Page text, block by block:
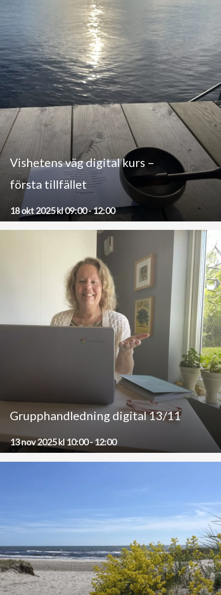
Vishetens väg digital kurs –
första tillfället
18 okt 2025 kl 09:00-12:00
Grupphandledning digital 13/11
13 nov 2025 kl 10:00-12:00